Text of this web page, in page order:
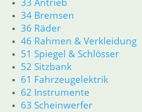
34 Bremsen
36 Räder
46 Rahmen & Verkleidung
51 Spiegel & Schlösser
52 Sitzbank
61 Fahrzeugelektrik
62 Instrumente
63 Scheinwerfer